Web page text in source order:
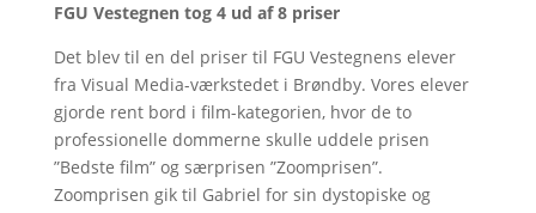
FGU Vestegnen tog 4 ud af 8 priser
Det blev til en del priser til FGU Vestegnens elever
fra Visual Media-værkstedet i Brøndby. Vores elever
gjorde rent bord i film-kategorien, hvor de to
professionelle dommerne skulle uddele prisen
”Bedste film” og særprisen ”Zoomprisen”.
Zoomprisen gik til Gabriel for sin dystopiske og